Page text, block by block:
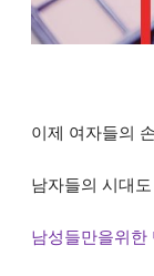
이제 여자들의
남자들의 시대
남성들만을위한